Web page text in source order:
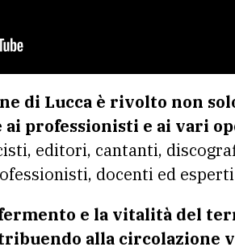
di Lucca è rivolto non
professionisti e ai vari
editori, cantanti,
docenti ed
e la vitalità del
alla circolazione